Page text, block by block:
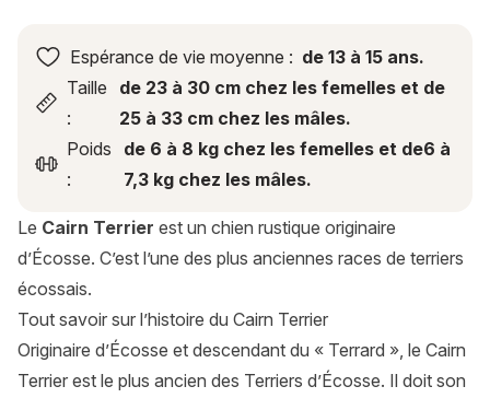
Espérance de vie moyenne : de 13 à 15 ans.
Taille
:
de 23 à 30 cm chez les femelles et de
25 à 33 cm chez les mâles.
Poids
:
de 6 à 8 kg chez les femelles et de6 à
7,3 kg chez les mâles.
Le Cairn Terrier est un chien rustique originaire
d’Écosse. C’est l’une des plus anciennes races de terriers
écossais.
Tout savoir sur l’histoire du Cairn Terrier
Originaire d’Écosse et descendant du « Terrard », le Cairn
Terrier est le plus ancien des Terriers d’Écosse. Il doit son